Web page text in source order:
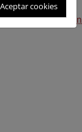
a la playa (Plan
Aceptar cookies